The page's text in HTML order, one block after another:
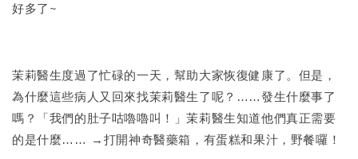
好多了~
茉莉醫生度過了忙碌的一天，幫助大家恢復健康了。但是，
為什麼這些病人又回來找茉莉醫生了呢？……發生什麼事了
嗎？「我們的肚子咕嚕嚕叫！」茉莉醫生知道他們真正需要
的是什麼…… →打開神奇醫藥箱，有蛋糕和果汁，野餐囉！